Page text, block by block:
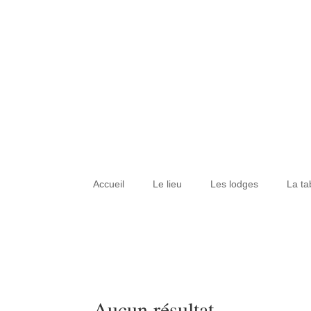
Accueil Le lieu Les lodges La